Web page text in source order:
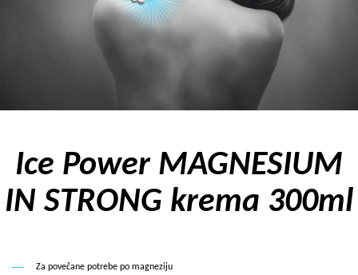
Ice Power MAGNESIUM
IN STRONG krema 300ml
Za povečane potrebe po magneziju